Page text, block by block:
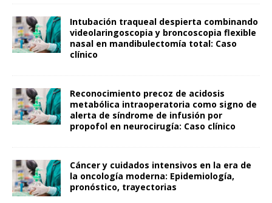
Intubación traqueal despierta combinando
videolaringoscopia y broncoscopia flexible
nasal en mandibulectomía total: Caso
clínico
Reconocimiento precoz de acidosis
metabólica intraoperatoria como signo de
alerta de síndrome de infusión por
propofol en neurocirugía: Caso clínico
Cáncer y cuidados intensivos en la era de
la oncología moderna: Epidemiología,
pronóstico, trayectorias